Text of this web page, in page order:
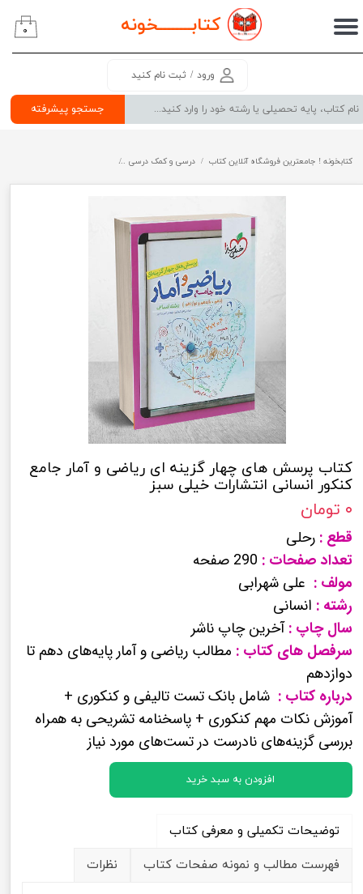
کتابــــــــخونه
جستجو پیشرفته
ورود / ثبت نام کنید
حساب کاربری من
سفارشات
۰
کتابخونه ! جامعترین فروشگاه آنلاین کتاب درسی و کمک درسی
کتاب پرسش های چهار گزینه ای ریاضی و آمار جامع
کنکور انسانی انتشارات خیلی سبز
۰ تومان
قطع : رحلی
تعداد صفحات :
مولف : علی شهرابی
رشته : انسانی
سال چاپ :آخرین چاپ ناشر
سرفصل های کتاب : مطالب ریاضی و آمار پایه‌های دهم تا
دوازدهم
درباره کتاب : شامل بانک تست تالیفی و کنکوری +
آموزش نکات مهم کنکوری + پاسخنامه تشریحی به همراه
بررسی گزینه‌های نادرست در تست‌های مورد نیاز
افزودن به سبد خرید
توضیحات تکمیلی و معرفی کتاب
فهرست مطالب و نمونه صفحات کتاب
نظرات